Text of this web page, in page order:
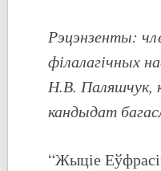
Рэцэнзенты:
філалагічных
Н.В. Паляшчук,
кандыдат
“Жыціе